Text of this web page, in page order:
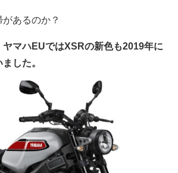
あるのか？
ヤマハEUではXSRの新色も2019年に
した。